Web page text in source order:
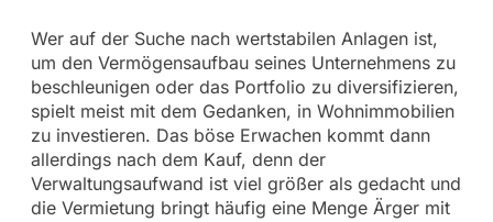
Wer auf der Suche nach wertstabilen Anlagen ist,
um den Vermögensaufbau seines Unternehmens zu
beschleunigen oder das Portfolio zu diversifizieren,
spielt meist mit dem Gedanken, in Wohnimmobilien
zu investieren. Das böse Erwachen kommt dann
allerdings nach dem Kauf, denn der
Verwaltungsaufwand ist viel größer als gedacht und
die Vermietung bringt häufig eine Menge Ärger mit